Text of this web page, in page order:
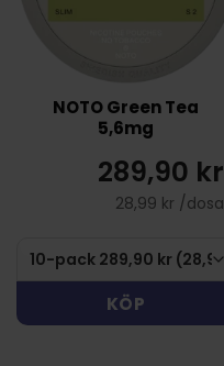
NOTO Green Tea
5,6mg
289,90 kr
28,99 kr /dosa
KÖP